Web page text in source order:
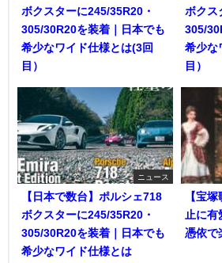
ボクスターに245/35R20・
305/30R20を装着｜日本でも
希少なワイド仕様とは(3回
目）
ボクス
305/
希少な
目）
ニュース
【日本で数台】ポルシェ718
ボクスターに245/35R20・
305/30R20を装着｜日本でも
希少なワイド仕様とは
【宝
止に有
憑依で